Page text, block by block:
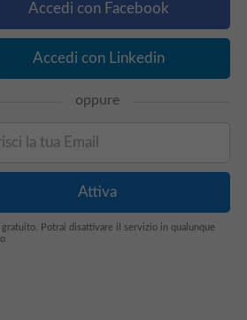
Accedi con Facebook
Accedi con Linkedin
oppure
gratuito. Potrai disattivare il servizio in qualunque